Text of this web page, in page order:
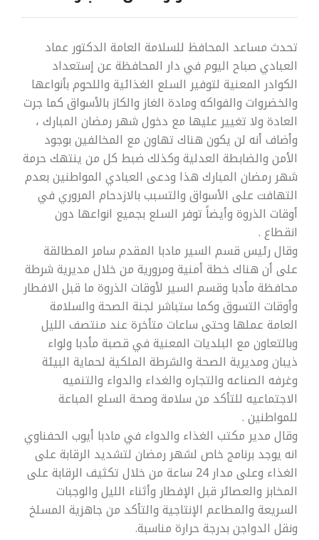
تحدث مساعد المحافظ للسلامة العامة الدكتور عماد
العبادي صباح اليوم في دار المحافظة عن إستعداد
الكوادر المعنية لتوفير السلع الغذائية واللحوم بأنواعها
والخضروات والفواكه ومادة الغاز والكاز بالأسواق كما جرت
العادة ولا تغيير عليها مع دخول شهر رمضان المبارك ،
وأضاف أنه لن يكون هناك تهاون مع المخالفين بوجود
الأمن والضابطة العدلية وكذلك ضبط كل من ينتهك حرمة
شهر رمضان المبارك هذا ودعى العبادي المواطنين بعدم
التهافت على الأسواق والتسبب بالازدحام المروري في
أوقات الذروة وأيضاً توفر السلع بجميع انواعها دون
انقطاع .
وقال رئيس قسم السير مادبا المقدم سامر المطالقة
على أن هناك خطة أمنية ومرورية من خلال مديرية شرطة
محافظة مأدبا وقسم السير لأوقات الذروة ما قبل الافطار
وأوقات التسوق وكما ستباشر لجنة الصحة والسلامة
العامة عملها وحتى ساعات متأخرة عند منتصف الليل
وبالتعاون مع البلديات المعنية في قصبة مأدبا ولواء
ذيبان ومديرية الصحة والشرطة الملكية لحماية البيئة
وغرفه الصناعه والتجاره والغداء والدواء والتنميه
الاجتماعيه للتأكد من سلامة وصحة السلع المباعة
للمواطنين .
وقال مدير مكتب الغذاء والدواء في مادبا أيوب الحفناوي
انه يوجد برنامج خاص لشهر رمضان لتشديد الرقابة على
الغذاء وعلى مدار 24 ساعة من خلال تكثيف الرقابة على
المخابز والعصائر قبل الإفطار وأثناء الليل والوجبات
السريعة والمطاعم الإنتاجية والتأكد من جاهزية المسلخ
ونقل الدواجن بدرجة حرارة مناسبة.